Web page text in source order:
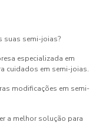
suas semi-joias?
especializada em
cuidados em semi-joias.
modificações em semi-
a melhor solução para